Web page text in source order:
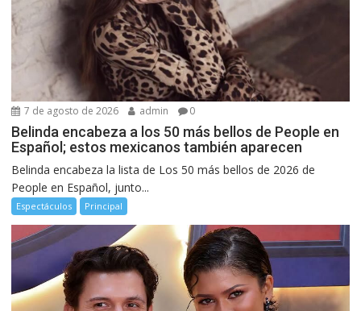
7 de agosto de 2026 admin 0
Belinda encabeza a los 50 más bellos de People en
Español; estos mexicanos también aparecen
Belinda encabeza la lista de Los 50 más bellos de 2026 de
People en Español, junto...
Espectáculos Principal